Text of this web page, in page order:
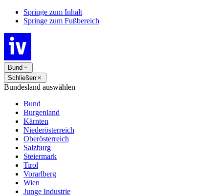
Springe zum Inhalt
Springe zum Fußbereich
Bund
Schließen
Bundesland auswählen
Bund
Burgenland
Kärnten
Niederösterreich
Oberösterreich
Salzburg
Steiermark
Tirol
Vorarlberg
Wien
Junge Industrie